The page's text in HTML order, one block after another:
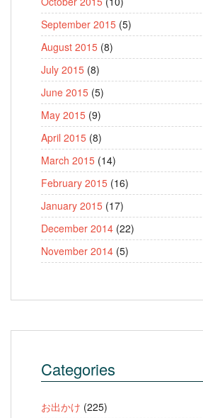
September 2015 (5)
August 2015 (8)
July 2015 (8)
June 2015 (5)
May 2015 (9)
April 2015 (8)
March 2015 (14)
February 2015 (16)
January 2015 (17)
December 2014 (22)
November 2014 (5)
Categories
お出かけ (225)